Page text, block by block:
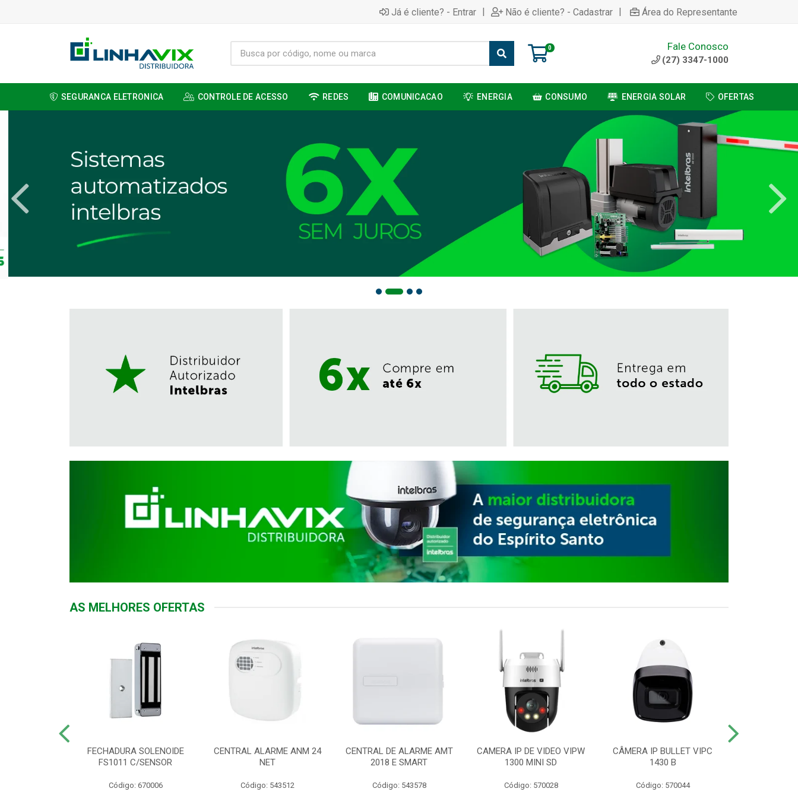
Já é cliente? - Entrar | Não é cliente? - Cadastrar | Área do Representante
0 Fale Conosco
(27) 3347-1000
SEGURANCA ELETRONICA CONTROLE DE ACESSO REDES COMUNICACAO ENERGIA CONSUMO ENERGIA SOLAR OFERTAS
AS MELHORES OFERTAS
FECHADURA SOLENOIDE
FS1011 C/SENSOR
Código: 670006
CENTRAL ALARME ANM 24
NET
Código: 543512
CENTRAL DE ALARME AMT
2018 E SMART
Código: 543578
CAMERA IP DE VIDEO VIPW
1300 MINI SD
Código: 570028
CÂMERA IP BULLET VIPC
1430 B
Código: 570044